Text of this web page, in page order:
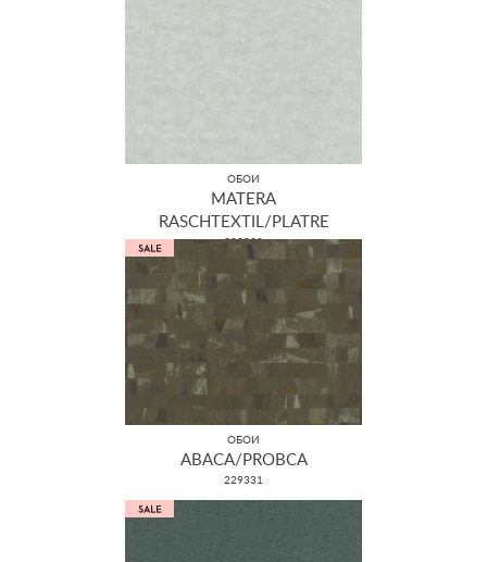
ОБОИ
MATERA
RASCHTEXTIL/PLATRE
298832
ОБОИ
ABACA/PROBCA
229331